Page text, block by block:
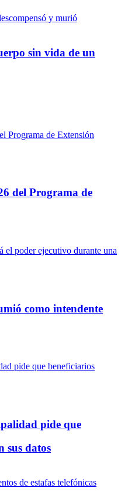
sin vida de un
del Programa de
como intendente
pide que
sus datos